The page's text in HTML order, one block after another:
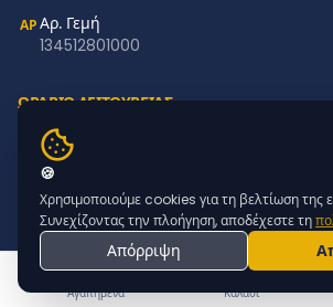
Αγαπημένα Καλάθι
ΑΡΑρ. Γεμή
134512801000
ΩΡΑΡΙΟ ΛΕΙΤΟΥΡΓΙΑΣ
Δευτέρα – Παρασκευή: 11:00–18:00
Σάββατο – Κυριακή: Κλειστά
NEWSLETTER
Εγγραφείτε για προσφορές & νέα προϊόντα
🍪
Χρησιμοποιούμε cookies για τη βελτίωση της
Συνεχίζοντας την πλοήγηση, αποδέχεστε τη
Απόρριψη